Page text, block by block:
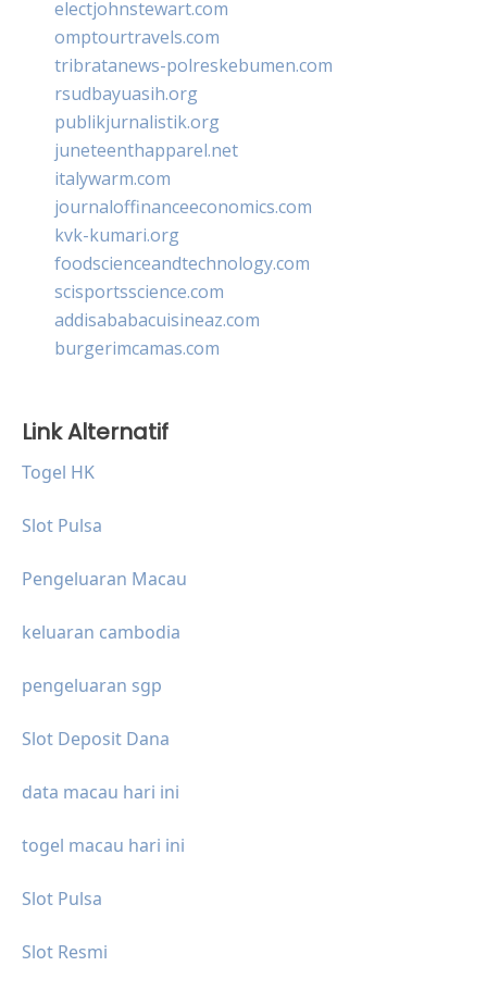
electjohnstewart.com
omptourtravels.com
tribratanews-polreskebumen.com
rsudbayuasih.org
publikjurnalistik.org
juneteenthapparel.net
italywarm.com
journaloffinanceeconomics.com
kvk-kumari.org
foodscienceandtechnology.com
scisportsscience.com
addisababacuisineaz.com
burgerimcamas.com
Link Alternatif
Togel HK
Slot Pulsa
Pengeluaran Macau
keluaran cambodia
pengeluaran sgp
Slot Deposit Dana
data macau hari ini
togel macau hari ini
Slot Pulsa
Slot Resmi